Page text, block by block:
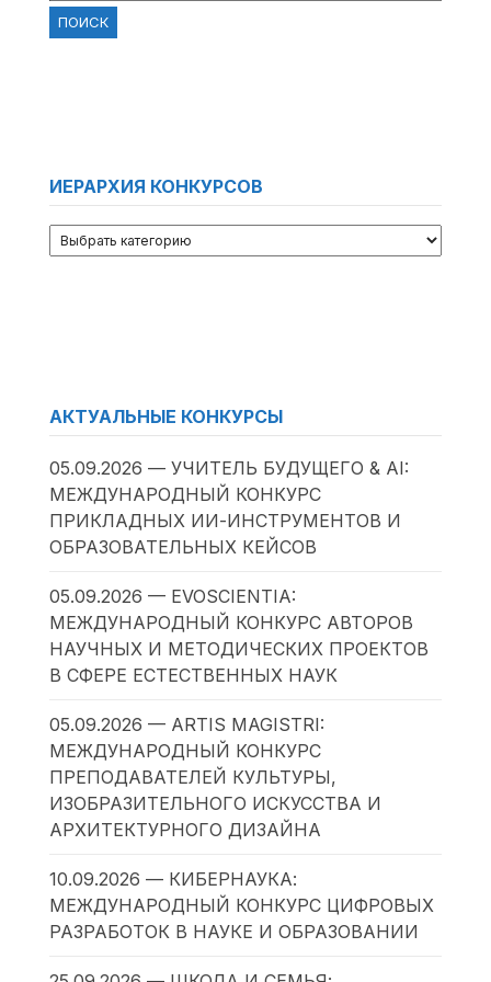
ИЕРАРХИЯ КОНКУРСОВ
АКТУАЛЬНЫЕ КОНКУРСЫ
05.09.2026 — УЧИТЕЛЬ БУДУЩЕГО & AI:
МЕЖДУНАРОДНЫЙ КОНКУРС
ПРИКЛАДНЫХ ИИ-ИНСТРУМЕНТОВ И
ОБРАЗОВАТЕЛЬНЫХ КЕЙСОВ
05.09.2026 — EVOSCIENTIA:
МЕЖДУНАРОДНЫЙ КОНКУРС АВТОРОВ
НАУЧНЫХ И МЕТОДИЧЕСКИХ ПРОЕКТОВ
В СФЕРЕ ЕСТЕСТВЕННЫХ НАУК
05.09.2026 — ARTIS MAGISTRI:
МЕЖДУНАРОДНЫЙ КОНКУРС
ПРЕПОДАВАТЕЛЕЙ КУЛЬТУРЫ,
ИЗОБРАЗИТЕЛЬНОГО ИСКУССТВА И
АРХИТЕКТУРНОГО ДИЗАЙНА
10.09.2026 — КИБЕРНАУКА:
МЕЖДУНАРОДНЫЙ КОНКУРС ЦИФРОВЫХ
РАЗРАБОТОК В НАУКЕ И ОБРАЗОВАНИИ